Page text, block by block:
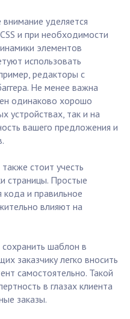
уделяется
и при необходимости
элементов
использовать
редакторы с
Не менее важна
одинаково хорошо
устройствах, так и на
вашего предложения и
стоит учесть
страницы. Простые
кода и правильное
влияют на
шаблон в
заказчику легко вносить
самостоятельно. Такой
в глазах клиента
заказы.